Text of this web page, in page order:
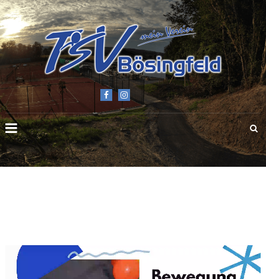
TSV
BÖSINGFELD
E.V.
Video-
Player